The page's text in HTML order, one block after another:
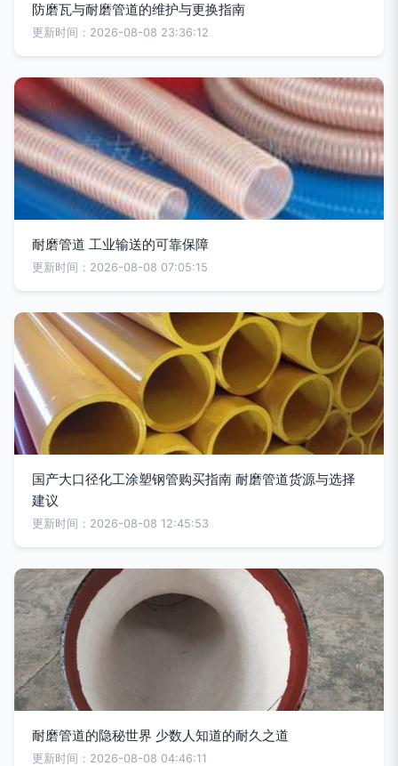
防磨瓦与耐磨管道的维护与更换指南
更新时间：2026-08-08 23:36:12
耐磨管道 工业输送的可靠保障
更新时间：2026-08-08 07:05:15
国产大口径化工涂塑钢管购买指南 耐磨管道货源与选择
建议
更新时间：2026-08-08 12:45:53
耐磨管道的隐秘世界 少数人知道的耐久之道
更新时间：2026-08-08 04:46:11